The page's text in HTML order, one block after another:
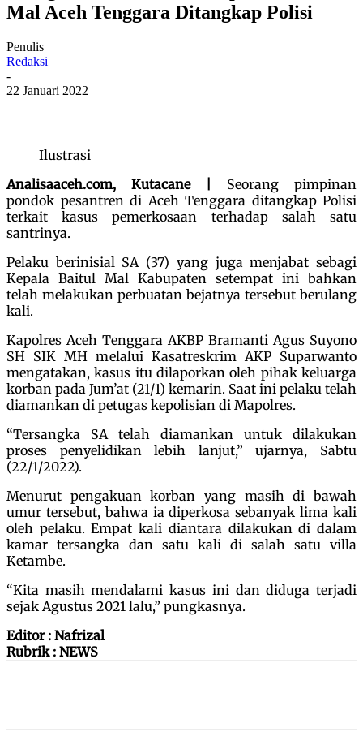
Mal Aceh Tenggara Ditangkap Polisi
Penulis
Redaksi
-
22 Januari 2022
Ilustrasi
Analisaaceh.com, Kutacane |
Seorang pimpinan
pondok pesantren di Aceh Tenggara ditangkap Polisi
terkait kasus pemerkosaan terhadap salah satu
santrinya.
Pelaku berinisial SA (37) yang juga menjabat sebagi
Kepala Baitul Mal Kabupaten setempat ini bahkan
telah melakukan perbuatan bejatnya tersebut berulang
kali.
Kapolres Aceh Tenggara AKBP Bramanti Agus Suyono
SH SIK MH melalui Kasatreskrim AKP Suparwanto
mengatakan, kasus itu dilaporkan oleh pihak keluarga
korban pada Jum’at (21/1) kemarin. Saat ini pelaku telah
diamankan di petugas kepolisian di Mapolres.
“Tersangka SA telah diamankan untuk dilakukan
proses penyelidikan lebih lanjut,” ujarnya, Sabtu
(22/1/2022).
Menurut pengakuan korban yang masih di bawah
umur tersebut, bahwa ia diperkosa sebanyak lima kali
oleh pelaku. Empat kali diantara dilakukan di dalam
kamar tersangka dan satu kali di salah satu villa
Ketambe.
“Kita masih mendalami kasus ini dan diduga terjadi
sejak Agustus 2021 lalu,” pungkasnya.
Editor : Nafrizal
Rubrik : NEWS